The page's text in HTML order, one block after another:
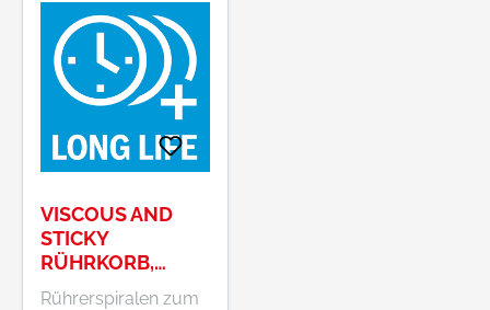
Mörtel, Zement- und
Kalkputze,
Ansetzbinder,
Estriche,
quarzgefüllte
Epoxidharze,
Beton, Bitumen-
Dickbeschichtungen
usw.
VISCOUS AND
STICKY
RÜHRKORB,
140 MM
Rührerspiralen zum